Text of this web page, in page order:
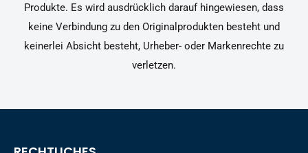
Produkte. Es wird ausdrücklich darauf hingewiesen, dass
keine Verbindung zu den Originalprodukten besteht und
keinerlei Absicht besteht, Urheber- oder Markenrechte zu
verletzen.